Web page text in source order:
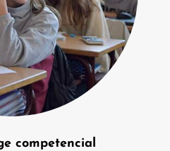
competencial